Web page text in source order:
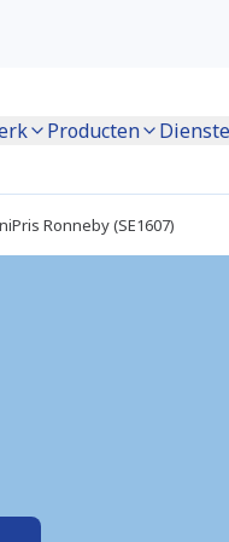
Producten
Ronneby (SE1607)